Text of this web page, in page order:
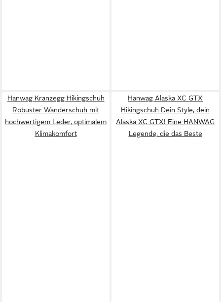
Hanwag Kranzegg Hikingschuh
Robuster Wanderschuh mit
hochwertigem Leder, optimalem
Klimakomfort
Hanwag Alaska XC GTX
Hikingschuh Dein Style, dein
Alaska XC GTX! Eine HANWAG
Legende, die das Beste